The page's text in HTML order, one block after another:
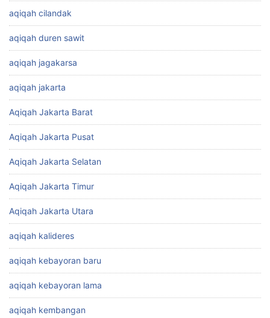
aqiqah cilandak
aqiqah duren sawit
aqiqah jagakarsa
aqiqah jakarta
Aqiqah Jakarta Barat
Aqiqah Jakarta Pusat
Aqiqah Jakarta Selatan
Aqiqah Jakarta Timur
Aqiqah Jakarta Utara
aqiqah kalideres
aqiqah kebayoran baru
aqiqah kebayoran lama
aqiqah kembangan